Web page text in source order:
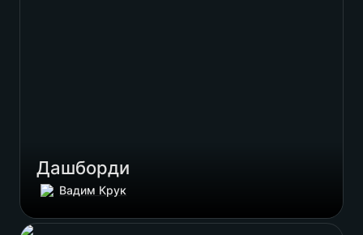
Дашборди
Вадим Крук